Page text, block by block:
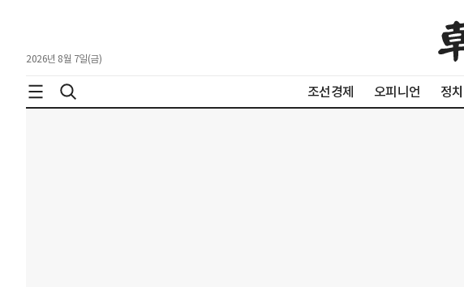
2026년 8월 7일(금)
조선경제 오피니언 정치